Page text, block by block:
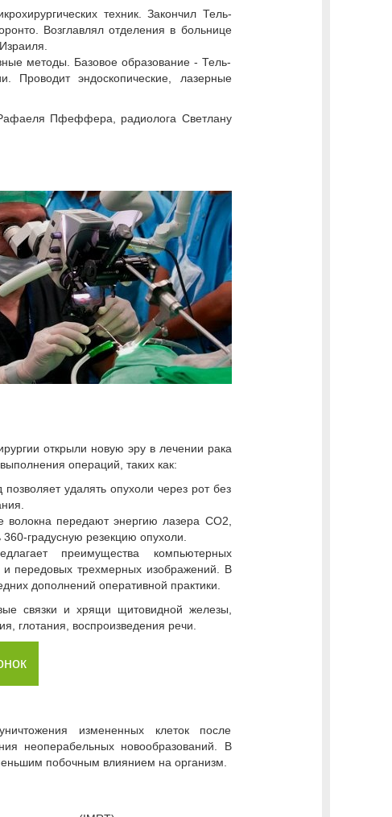
техник. Закончил Тель-
Возглавлял отделения в больнице
методы. Базовое образование - Тель-
Проводит эндоскопические, лазерные
Пфеффера, радиолога Светлану
открыли новую эру в лечении рака
операций, таких как:
удалять опухоли через рот без
волокна передают энергию лазера CO2,
градусную резекцию опухоли.
преимущества компьютерных
и передовых трехмерных изображений. В
дополнений оперативной практики.
связки и хрящи щитовидной железы,
глотания, воспроизведения речи.
измененных клеток после
неоперабельных новообразований. В
побочным влиянием на организм.